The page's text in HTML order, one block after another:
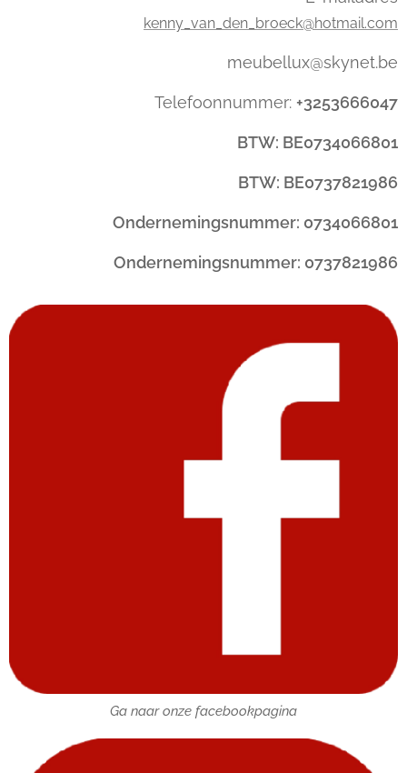
kenny_van_den_broeck@hotmail.com
meubellux@skynet.be
Telefoonnummer: +3253666047
BTW: BE0734066801
BTW: BE0737821986
Ondernemingsnummer: 0734066801
Ondernemingsnummer: 0737821986
Ga naar onze facebookpagina